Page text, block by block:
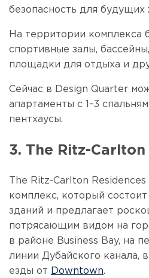
безопасность для будущих
На территории комплекса
спортивные залы,
площадки для отдыха и
Сейчас в Design Quarter
апартаменты с 1–3
пентхаусы.
3. The Ritz-Carlton
The Ritz-Carlton
комплекс, который
зданий и предлагает
потрясающим видом на
в районе Business Bay, на
линии Дубайского канала,
езды от Downtown.